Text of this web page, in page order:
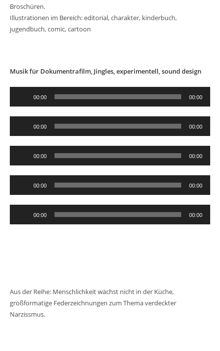
Broschüren.
Illustrationen im Bereich: editorial, charakter, kinderbuch,
jugendbuch, comic, cartoon
Musik für Dokumentrafilm, Jingles, experimentell, sound design
00:00 00:00
00:00 00:00
00:00 00:00
00:00 00:00
00:00 00:00
Aus der Reihe: Menschlichkeit wächst nicht in der Küche,
großformatige Federzeichnungen zum Thema verdeckter
Narzissmus.